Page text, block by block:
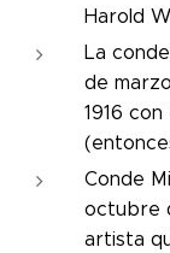
Harold
La
de
1916
Conde
octubre
artista